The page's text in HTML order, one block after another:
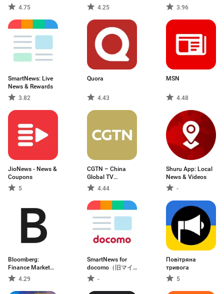
4.75
4.25
3.96
SmartNews: Live
News & Rewards
3.82
Quora
4.43
MSN
4.48
JioNews - News &
Coupons
5
CGTN – China
Global TV
Network
4.44
Shuru App: Local
News & Videos
-
Bloomberg:
Finance Market
News4.29
SmartNews for
docomo（旧マイ
マガジン）
-
Повітряна
тривога
5